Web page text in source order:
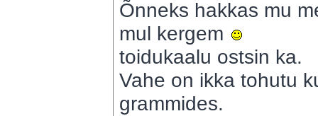
Õnneks hakkas mu
mul kergem
toidukaalu ostsin ka.
Vahe on ikka tohutu
grammides.